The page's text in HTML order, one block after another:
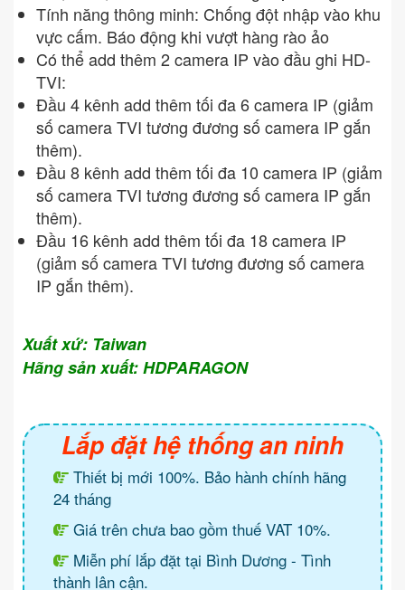
Tính năng thông minh: Chống đột nhập vào khu
vực cấm. Báo động khi vượt hàng rào ảo
Có thể add thêm 2 camera IP vào đầu ghi HD-
TVI:
Đầu 4 kênh add thêm tối đa 6 camera IP (giảm
số camera TVI tương đương số camera IP gắn
thêm).
Đầu 8 kênh add thêm tối đa 10 camera IP (giảm
số camera TVI tương đương số camera IP gắn
thêm).
Đầu 16 kênh add thêm tối đa 18 camera IP
(giảm số camera TVI tương đương số camera
IP gắn thêm).
Xuất xứ: Taiwan
Hãng sản xuất: HDPARAGON
Lắp đặt hệ thống an ninh
Thiết bị mới 100%. Bảo hành chính hãng
24 tháng
Giá trên chưa bao gồm thuế VAT 10%.
Miễn phí lắp đặt tại Bình Dương - Tình
thành lân cận.